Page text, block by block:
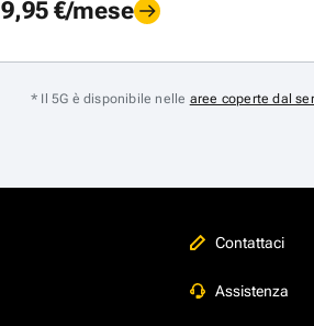
9,95 €/mese
* Il 5G è disponibile nelle aree coperte dal
Contattaci
Assistenza